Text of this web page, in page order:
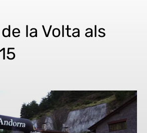
la Volta als